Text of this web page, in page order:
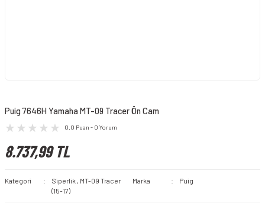
Puig 7646H Yamaha MT-09 Tracer Ön Cam
0.0 Puan - 0 Yorum
8.737,99 TL
Kategori Siperlik , MT-09 Tracer
(15-17)
Marka Puig